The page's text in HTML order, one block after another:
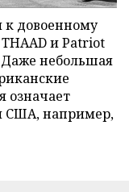
к довоенному
и Patriot
Даже небольшая
означает
США, например,